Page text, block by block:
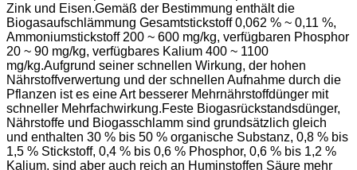
Zink und Eisen.Gemäß der Bestimmung enthält die
Biogasaufschlämmung Gesamtstickstoff 0,062 % ~ 0,11 %,
Ammoniumstickstoff 200 ~ 600 mg/kg, verfügbaren Phosphor
20 ~ 90 mg/kg, verfügbares Kalium 400 ~ 1100
mg/kg.Aufgrund seiner schnellen Wirkung, der hohen
Nährstoffverwertung und der schnellen Aufnahme durch die
Pflanzen ist es eine Art besserer Mehrnährstoffdünger mit
schneller Mehrfachwirkung.Feste Biogasrückstandsdünger,
Nährstoffe und Biogasschlamm sind grundsätzlich gleich
und enthalten 30 % bis 50 % organische Substanz, 0,8 % bis
1,5 % Stickstoff, 0,4 % bis 0,6 % Phosphor, 0,6 % bis 1,2 %
Kalium, sind aber auch reich an Huminstoffen Säure mehr